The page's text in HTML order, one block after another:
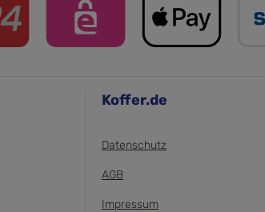
Koffer.de
Datenschutz
AGB
Impressum